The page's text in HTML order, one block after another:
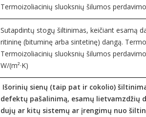
Termoizoliacinių sluoksnių šilumos
Sutapdintų stogų šiltinimas, keičiant esamą
ritininę (bituminę arba sintetinę) dangą.
Termoizoliacinių sluoksnių šilumos
W/(m²·K)
Išorinių sienų (taip pat ir cokolio)
defektų pašalinimą, esamų lietvamzdžių
dujų ar kitų sistemų ar įrengimų nuo